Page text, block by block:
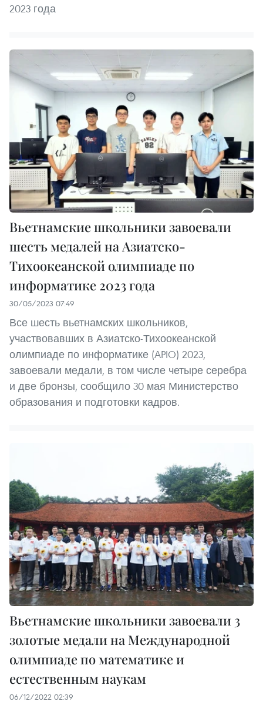
2023 года
Вьетнамские школьники завоевали
шесть медалей на Азиатско-
Тихоокеанской олимпиаде по
информатике 2023 года
30/05/2023 07:49
Все шесть вьетнамских школьников,
участвовавших в Азиатско-Тихоокеанской
олимпиаде по информатике (APIO) 2023,
завоевали медали, в том числе четыре серебра
и две бронзы, сообщило 30 мая Министерство
образования и подготовки кадров.
Вьетнамские школьники завоевали 3
золотые медали на Международной
олимпиаде по математике и
естественным наукам
06/12/2022 02:39